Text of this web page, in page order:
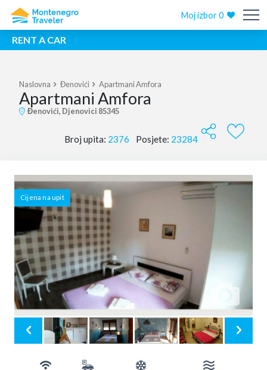
Moj izbor0
RENT A CAR
Naslovna Đenovići Apartmani Amfora
Apartmani Amfora
Đenovići, Djenovici 85345
Broj upita: 2376 Posjete: 23284
Cijena na upit